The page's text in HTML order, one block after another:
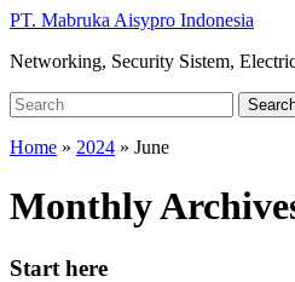
Skip
main
PT. Mabruka Aisypro Indonesia
Networking, Security Sistem,
Search
for:
Home » 2024 » June
Monthly
Start here